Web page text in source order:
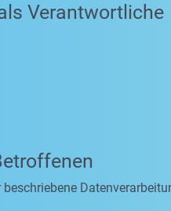
Verantwortliche